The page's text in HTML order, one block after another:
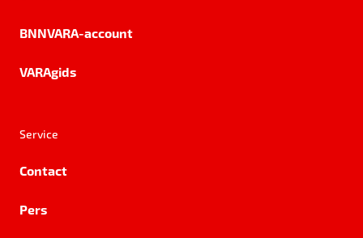
BNNVARA-account
VARAgids
Service
Contact
Pers